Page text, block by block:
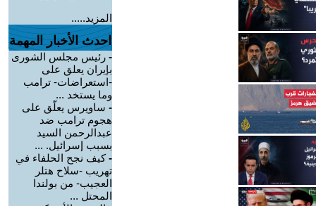
المزيد.....
احدث الأخبار المهمة
- رئيس مجلس الشورى
بإيران يعلق على
-استعراضات- ترامب
وما يستخد ...
- ساويرس يعلّق على
هجوم ترامب ضد
عبدالرحمن السيد
بسبب إسرائيل. ...
-كيف نجح الحلفاء في
تهريب -سلاح هتلر
العجيب- من بولندا
المحتل ...